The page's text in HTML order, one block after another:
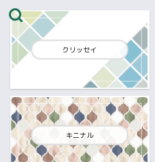
クリッセイ
キニナル